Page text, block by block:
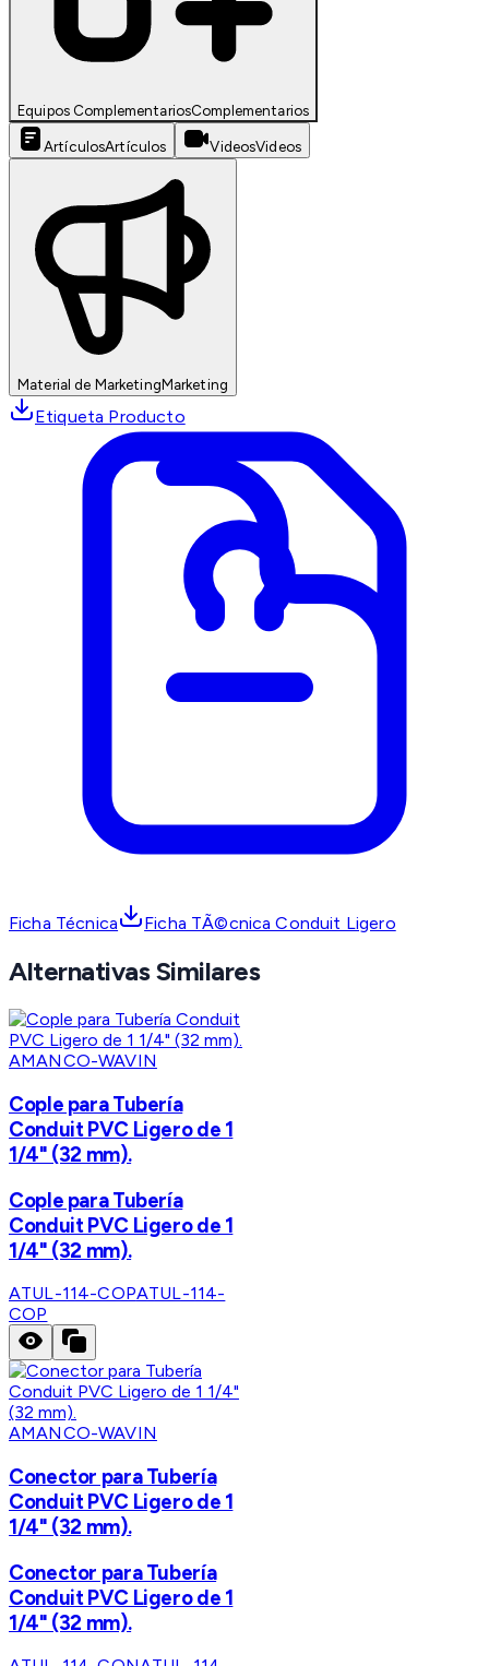
Equipos ComplementariosComplementarios
ArtículosArtículos VideosVideos
Material de MarketingMarketing
Etiqueta Producto
Ficha Técnica Ficha TÃ©cnica Conduit Ligero
Alternativas Similares
AMANCO-WAVIN
Cople para Tubería
Conduit PVC Ligero de 1
1/4" (32 mm).
Cople para Tubería
Conduit PVC Ligero de 1
1/4" (32 mm).
ATUL-114-COPATUL-114-
COP
AMANCO-WAVIN
Conector para Tubería
Conduit PVC Ligero de 1
1/4" (32 mm).
Conector para Tubería
Conduit PVC Ligero de 1
1/4" (32 mm).